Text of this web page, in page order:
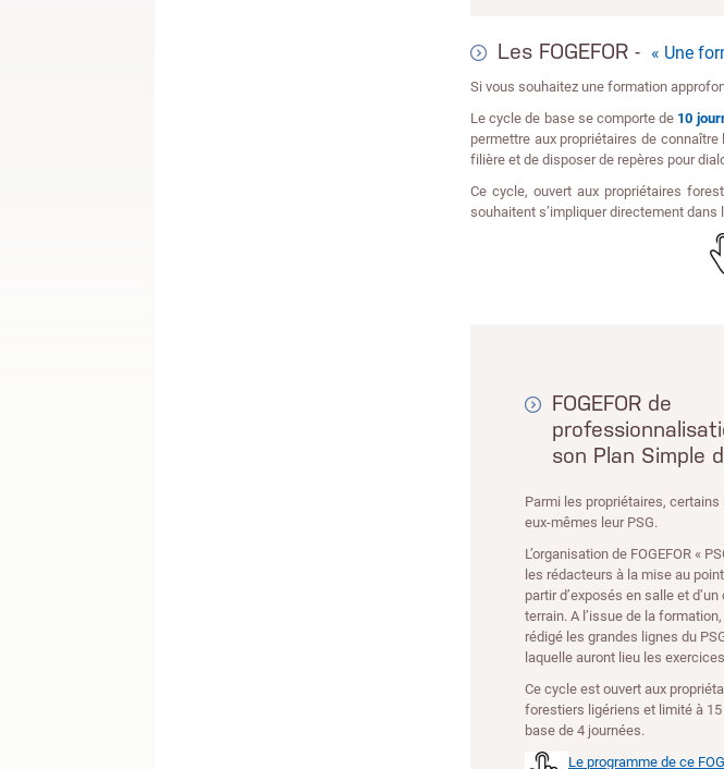
Les FOGEFOR - « Une
Si vous souhaitez une formation
Le cycle de base se comporte de 10
permettre aux propriétaires de
filière et de disposer de repères pour
Ce cycle, ouvert aux propriétaires
souhaitent s’impliquer directement dans
FOGEFOR de
son Plan Simple
Parmi les propriétaires,
eux-mêmes leur PSG.
L’organisation de FOGEFOR «
les rédacteurs à la mise au
partir d’exposés en salle et
terrain. A l’issue de la
rédigé les grandes lignes du
laquelle auront lieu les
Ce cycle est ouvert aux
forestiers ligériens et limité à
base de 4 journées.
Le programme de ce